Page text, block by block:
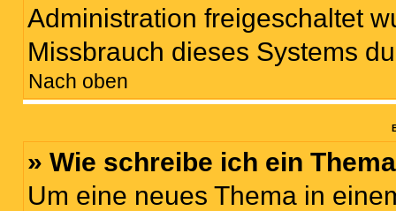
Administration freigeschaltet
Missbrauch dieses Systems
Nach oben
» Wie schreibe ich ein
Um eine neues Thema in